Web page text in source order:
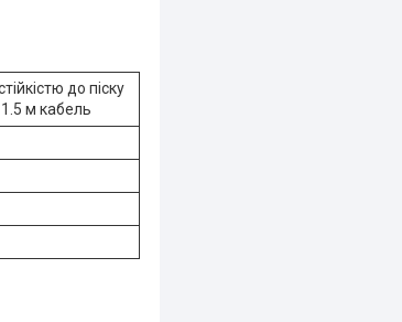
до піску
м кабель